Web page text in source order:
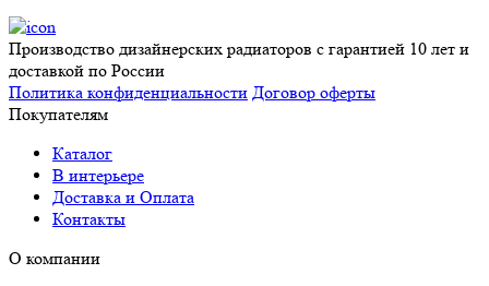
Производство дизайнерских радиаторов с гарантией 10 лет и
доставкой по России
Политика конфиденциальности Договор оферты
Покупателям
Каталог
В интерьере
Доставка и Оплата
Контакты
О компании